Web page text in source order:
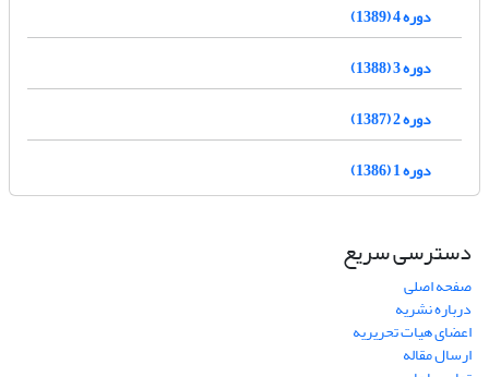
دوره 4 (1389)
دوره 3 (1388)
دوره 2 (1387)
دوره 1 (1386)
دسترسی سریع
صفحه اصلی
درباره نشریه
اعضای هیات تحریریه
ارسال مقاله